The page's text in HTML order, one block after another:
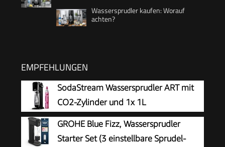
Wassersprudler kaufen: Worauf
achten?
EMPFEHLUNGEN
SodaStream Wassersprudler ART mit
CO2-Zylinder und 1x 1L
spülmaschinenfeste Kunststoff-
Flasche, Höhe 44cm, Schwarz, 44 cm
GROHE Blue Fizz, Wassersprudler
Starter Set (3 einstellbare Sprudel-